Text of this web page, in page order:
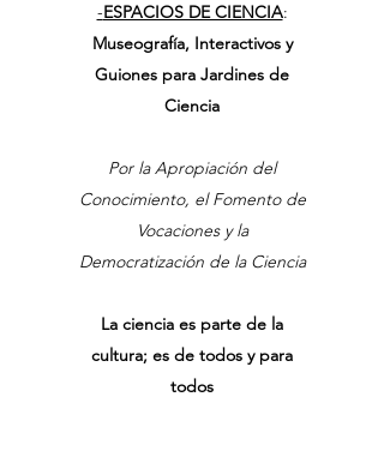
-ESPACIOS DE CIENCIA:
Museografía, Interactivos y
Guiones para Jardines de
Ciencia
Por la Apropiación del
Conocimiento, el Fomento de
Vocaciones y la
Democratización de la Ciencia
La ciencia es parte de la
cultura; es de todos y para
todos